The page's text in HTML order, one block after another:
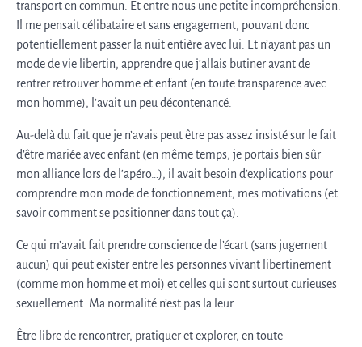
transport en commun. Et entre nous une petite incompréhension.
Il me pensait célibataire et sans engagement, pouvant donc
potentiellement passer la nuit entière avec lui. Et n’ayant pas un
mode de vie libertin, apprendre que j’allais butiner avant de
rentrer retrouver homme et enfant (en toute transparence avec
mon homme), l’avait un peu décontenancé.
Au-delà du fait que je n’avais peut être pas assez insisté sur le fait
d’être mariée avec enfant (en même temps, je portais bien sûr
mon alliance lors de l’apéro…), il avait besoin d’explications pour
comprendre mon mode de fonctionnement, mes motivations (et
savoir comment se positionner dans tout ça).
Ce qui m’avait fait prendre conscience de l’écart (sans jugement
aucun) qui peut exister entre les personnes vivant libertinement
(comme mon homme et moi) et celles qui sont surtout curieuses
sexuellement. Ma normalité n’est pas la leur.
Être libre de rencontrer, pratiquer et explorer, en toute